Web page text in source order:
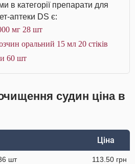
в категорії препарати для
аптеки DS є:
мг 28 шт
оральний 15 мл 20 стіків
60 шт
судин ціна в
Ціна
шт 113.50 грн